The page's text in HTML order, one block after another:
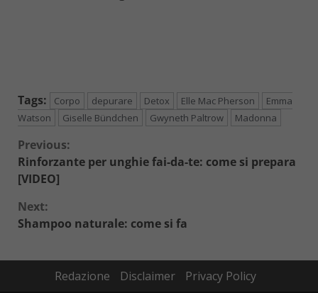
Tags: Corpo depurare Detox Elle Mac Pherson
Emma
Watson
Giselle Bündchen Gwyneth Paltrow Madonna
Continue
Reading
Previous:
Rinforzante per unghie fai-da-te: come si prepara
[VIDEO]
Next:
Shampoo naturale: come si fa
Redazione Disclaimer
Privacy Policy